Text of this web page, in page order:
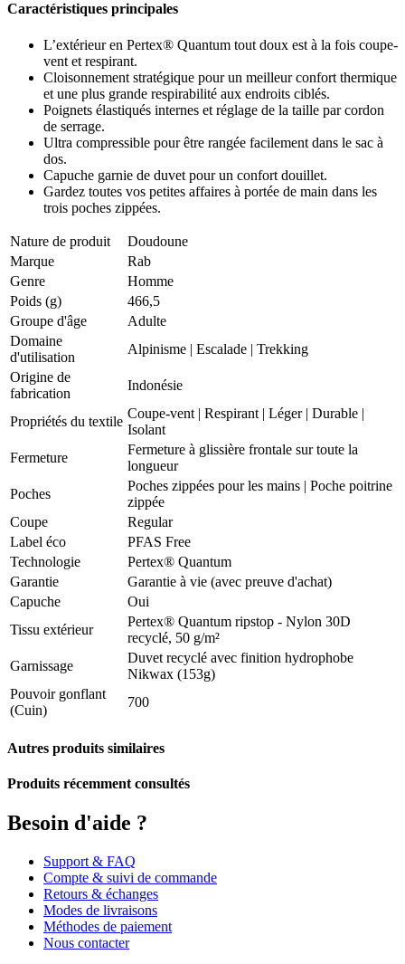
Caractéristiques principales
L’extérieur en Pertex® Quantum tout doux est à la fois coupe-
vent et respirant.
Cloisonnement stratégique pour un meilleur confort thermique
et une plus grande respirabilité aux endroits ciblés.
Poignets élastiqués internes et réglage de la taille par cordon
de serrage.
Ultra compressible pour être rangée facilement dans le sac à
dos.
Capuche garnie de duvet pour un confort douillet.
Gardez toutes vos petites affaires à portée de main dans les
trois poches zippées.
Nature de produit
Doudoune
Marque
Rab
Genre
Homme
Poids (g)
466,5
Groupe d'âge
Adulte
Domaine
d'utilisation
Alpinisme | Escalade | Trekking
Origine de
fabrication
Indonésie
Propriétés du textile
Coupe-vent | Respirant | Léger| Durable |
Isolant
Fermeture
Fermeture à glissière frontale sur toute la
longueur
Poches
Poches zippées pour les mains | Poche poitrine
zippée
Coupe
Regular
Label éco
PFAS Free
Technologie
Pertex® Quantum
Garantie
Garantie à vie (avec preuve d'achat)
Capuche
Oui
Tissu extérieur
Pertex® Quantum ripstop - Nylon 30D
recyclé, 50 g/m²
Garnissage
Duvet recyclé avec finition hydrophobe
Nikwax (153g)
Pouvoir gonflant
(Cuin)
700
Autres produits similaires
Produits récemment consultés
Besoin d'aide ?
Support & FAQ
Compte & suivi de commande
Retours & échanges
Modes de livraisons
Méthodes de paiement
Nous contacter